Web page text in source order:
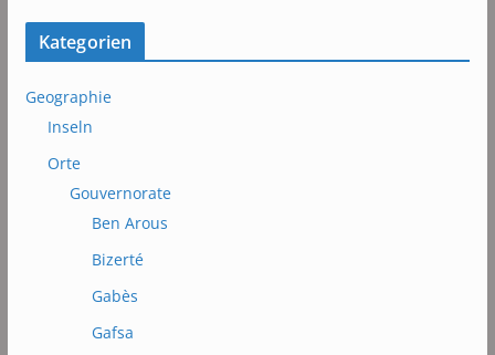
Kategorien
Geographie
Inseln
Orte
Gouvernorate
Ben Arous
Bizerté
Gabès
Gafsa